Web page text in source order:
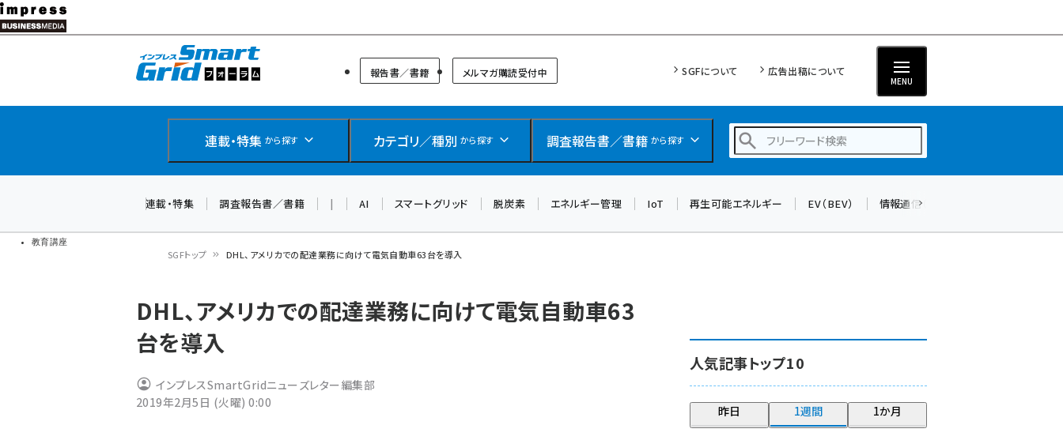
メ
イ
教育講座
スマートグリッドフォーラム
報告書／書籍 メルマガ購読受付中 SGFについて 広告出稿について
MENU
連載・特集 から探す カテゴリ／種別 から探す 調査報告書／書籍 から探す
ngn (285)
大串 (226)
aitras (192)
タンデム (154)
連載・特集 調査報告書／書籍 | AI スマートグリッド 脱炭素 エネルギー管理 IoT 再生可能エネルギー EV（BEV） 情報通信（ICT）
ン
く
ず
SGFトップ DHL、アメリカでの配達業務に向けて電気自動車63台を導入
DHL、アメリカでの配達業務に向けて電気自動車63
台を導入
インプレスSmartGridニューズレター編集部
2019年2月5日 (火曜) 0:00
人気記事トップ10
昨日 1週間 1か月